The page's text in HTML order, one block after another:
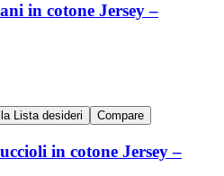
in cotone Jersey –
Lista desideri Compare
in cotone Jersey –